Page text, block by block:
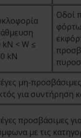
kN < W ≤
kΝ
Οδοί
μη-προσβάσιμες
για συντήρηση
προσβάσιμες
με τις